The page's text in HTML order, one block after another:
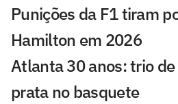
Punições da F1 tiram
Hamilton em 2026
Atlanta 30 anos: trio
prata no basquete